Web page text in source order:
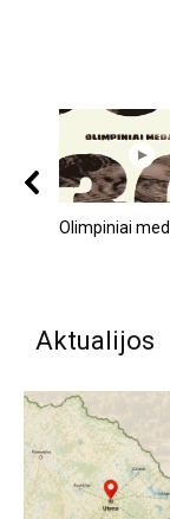
Olimpiniai
Aktualijos